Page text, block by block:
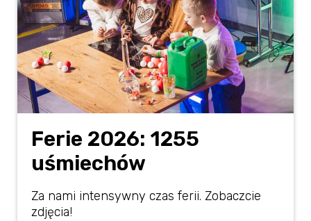
Ferie 2026: 1255
uśmiechów
Za nami intensywny czas ferii. Zobaczcie
zdjęcia!